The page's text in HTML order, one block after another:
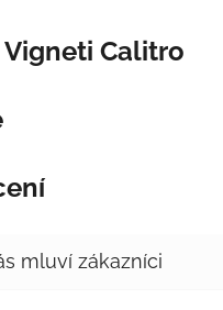
Vigneti Calitro